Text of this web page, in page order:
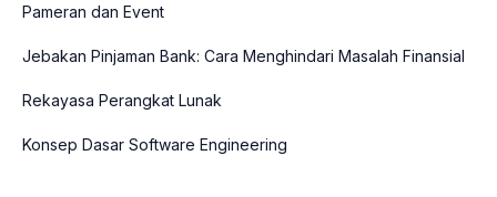
Pameran dan Event
Jebakan Pinjaman Bank: Cara Menghindari Masalah Finansial
Rekayasa Perangkat Lunak
Konsep Dasar Software Engineering